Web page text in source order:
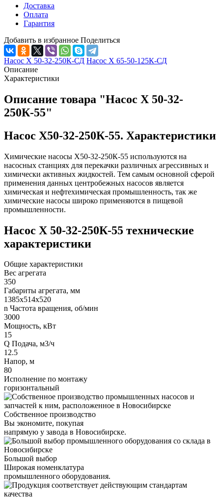
Доставка
Оплата
Гарантия
Добавить в избранное Поделиться
Насос Х 50-32-250К-СД Насос Х 65-50-125К-СД
Описание
Характеристики
Описание товара "Насос Х 50-32-
250К-55"
Насос Х50-32-250К-55. Характеристики
Химические насосы Х50-32-250К-55 используются на
насосных станциях для перекачки различных агрессивных и
химически активных жидкостей. Тем самым основной сферой
применения данных центробежных насосов является
химическая и нефтехимическая промышленность, так же
химические насосы широко применяются в пищевой
промышленности.
Насос Х 50-32-250К-55 технические
характеристики
Общие характеристики
Вес агрегата
350
Габариты агрегата, мм
1385х514х520
n Частота вращения, об/мин
3000
Мощность, кВт
15
Q Подача, м3/ч
12.5
Напор, м
80
Исполнение по монтажу
горизонтальный
Собственное производство
Вы экономите, покупая
напрямую у завода в Новосибирске.
Большой выбор
Широкая номенклатура
промышленного оборудования.